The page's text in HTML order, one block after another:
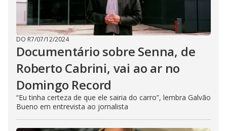
DO R7/07/12/2024
Documentário sobre Senna, de
Roberto Cabrini, vai ao ar no
Domingo Record
“Eu tinha certeza de que ele sairia do carro”, lembra Galvão
Bueno em entrevista ao jornalista